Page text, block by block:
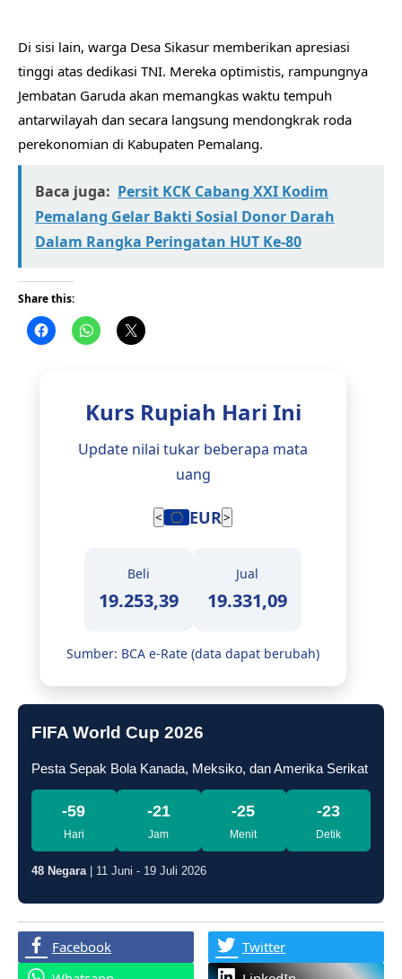
​Di sisi lain, warga Desa Sikasur memberikan apresiasi
tinggi atas dedikasi TNI. Mereka optimistis, rampungnya
Jembatan Garuda akan memangkas waktu tempuh
antarwilayah dan secara langsung mendongkrak roda
perekonomian di Kabupaten Pemalang.
Baca juga: Persit KCK Cabang XXI Kodim
Pemalang Gelar Bakti Sosial Donor Darah
Dalam Rangka Peringatan HUT Ke-80
Share this:
Kurs Rupiah Hari Ini
Update nilai tukar beberapa mata
uang
< EUR>
Beli
19.253,39
Jual
19.331,09
Sumber: BCA e-Rate (data dapat berubah)
FIFA World Cup 2026
Pesta Sepak Bola Kanada, Meksiko, dan Amerika Serikat
-59
Hari
-21
Jam
-25
Menit
-24
Detik
48 Negara| 11 Juni - 19 Juli 2026
Facebook
Twitter